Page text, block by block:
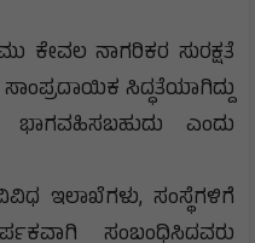
ಕೇವಲ ನಾಗರಿಕರ ಸುರಕ್ಷತೆ
ಸಿದ್ಧತೆಯಾಗಿದ್ದು
ಭಾಗವಹಿಸಬಹುದು ಎಂದು
ಇಲಾಖೆಗಳು, ಸಂಸ್ಥೆಗಳಿಗೆ
ಸಂಬಂಧಿಸಿದವರು